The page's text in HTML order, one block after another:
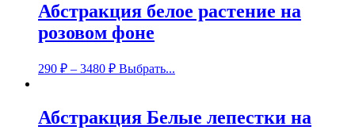
Абстракция белое растение на
розовом фоне
290 ₽ – 3480 ₽ Выбрать...
Абстракция Белые лепестки на